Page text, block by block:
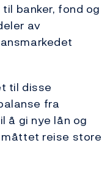
banker, fond og
av
til disse
fra
å gi nye lån og
måttet reise store